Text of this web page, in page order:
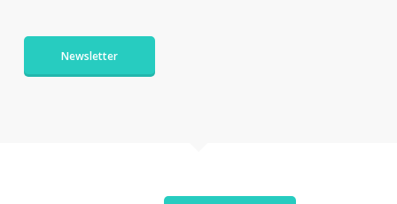
Newsletter